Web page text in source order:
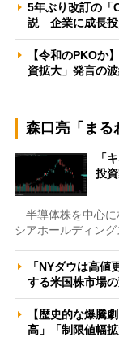
5年ぶり改訂の「
説 企業に成長
【令和のPKOか
資拡大」発言の
森口亮「まる
「
投
半導体株を中心に
シアホールディン
「NYダウは高
する米国株市場
【歴史的な爆騰
高」「制限値幅